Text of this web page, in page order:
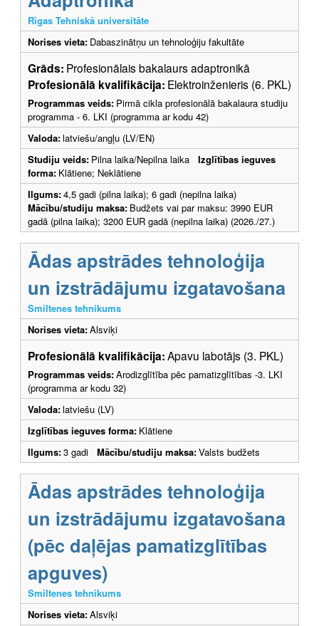
Rīgas Tehniskā universitāte
Norises vieta: Dabaszinātņu un tehnoloģiju fakultāte
Grāds: Profesionālais bakalaurs adaptronikā
Profesionālā kvalifikācija: Elektroinženieris (6. PKL)
Programmas veids: Pirmā cikla profesionālā bakalaura studiju
programma - 6. LKI (programma ar kodu 42)
Valoda:latviešu/angļu (LV/EN)
Studiju veids: Pilna laika/Nepilna laika Izglītības ieguves
forma: Klātiene; Neklātiene
Ilgums:4,5 gadi (pilna laika); 6 gadi (nepilna laika)
Mācību/studiju maksa: Budžets vai par maksu: 3990 EUR
gadā (pilna laika); 3200 EUR gadā (nepilna laika) (2026./27.)
Ādas apstrādes tehnoloģija
un izstrādājumu izgatavošana
Smiltenes tehnikums
Norises vieta:Alsviķi
Profesionālā kvalifikācija:Apavu labotājs (3. PKL)
Programmas veids:Arodizglītība pēc pamatizglītības -3. LKI
(programma ar kodu 32)
Valoda:latviešu (LV)
Izglītības ieguves forma: Klātiene
Ilgums:3 gadi Mācību/studiju maksa:Valsts budžets
Ādas apstrādes tehnoloģija
un izstrādājumu izgatavošana
(pēc daļējas pamatizglītības
apguves)
Smiltenes tehnikums
Norises vieta:Alsviķi